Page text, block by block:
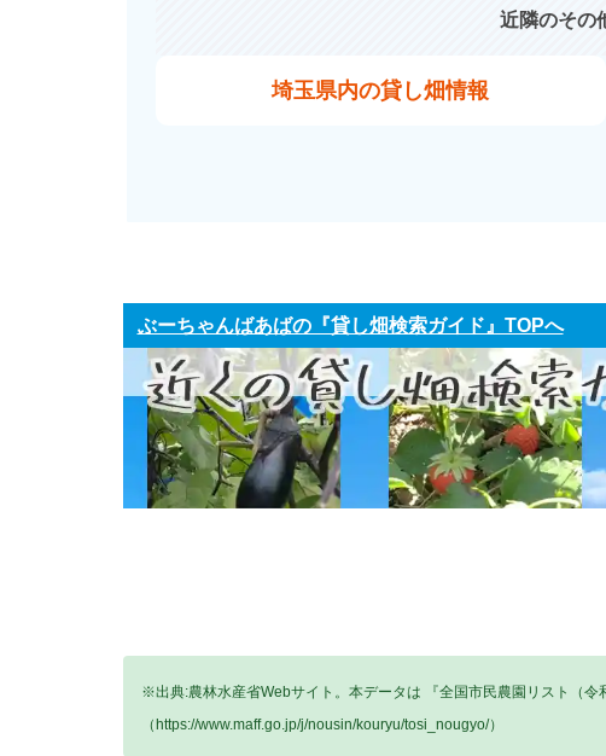
近隣のその
埼玉県内の貸し畑情報
ぶーちゃんばあばの『貸し畑検索ガイド』TOPへ
※出典:農林水産省Webサイト。本データは 『全国市民農園リスト（令
（https://www.maff.go.jp/j/nousin/kouryu/tosi_nougyo/）